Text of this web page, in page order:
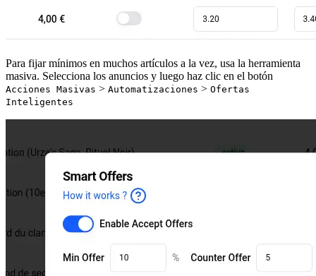
Para fijar mínimos en muchos artículos a la vez, usa la herramienta
masiva. Selecciona los anuncios y luego haz clic en el botón
Acciones Masivas > Automatizaciones > Ofertas
Inteligentes